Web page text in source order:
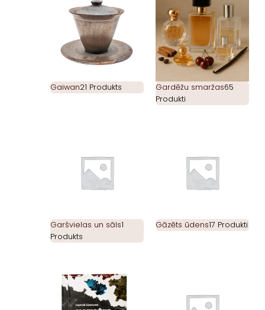
Gaiwan21 Produkts Gardēžu smaržas65
Produkti
Garšvielas un sāls1
Produkts
Gāzēts ūdens17 Produkti